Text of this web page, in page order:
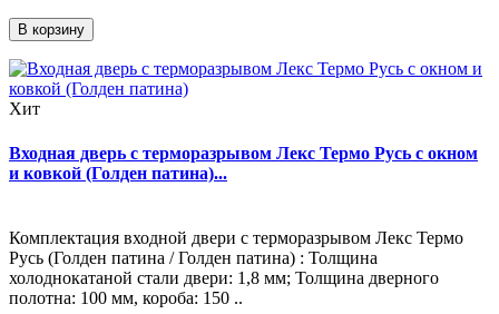
В корзину
Хит
Входная дверь с терморазрывом Лекс Термо Русь с окном
и ковкой (Голден патина)...
Комплектация входной двери с терморазрывом Лекс Термо
Русь (Голден патина / Голден патина) : Толщина
холоднокатаной стали двери: 1,8 мм; Толщина дверного
полотна: 100 мм, короба: 150 ..